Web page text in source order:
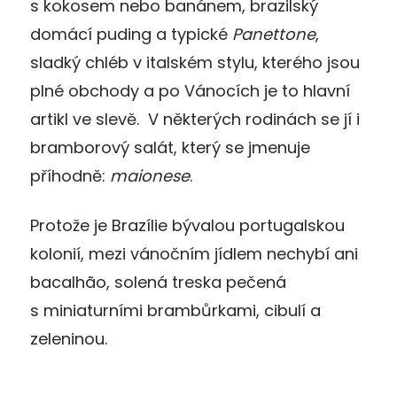
s kokosem nebo banánem, brazilský
domácí puding a typické Panettone,
sladký chléb v italském stylu, kterého jsou
plné obchody a po Vánocích je to hlavní
artikl ve slevě. V některých rodinách se jí i
bramborový salát, který se jmenuje
příhodně: maionese.
Protože je Brazílie bývalou portugalskou
kolonií, mezi vánočním jídlem nechybí ani
bacalhão, solená treska pečená
s miniaturními brambůrkami, cibulí a
zeleninou.